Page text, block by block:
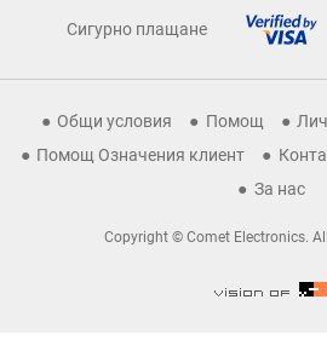
Сигурно плащане
Общи условия Помощ
Помощ Означения клиент
За нас
Copyright © Comet Electronics.